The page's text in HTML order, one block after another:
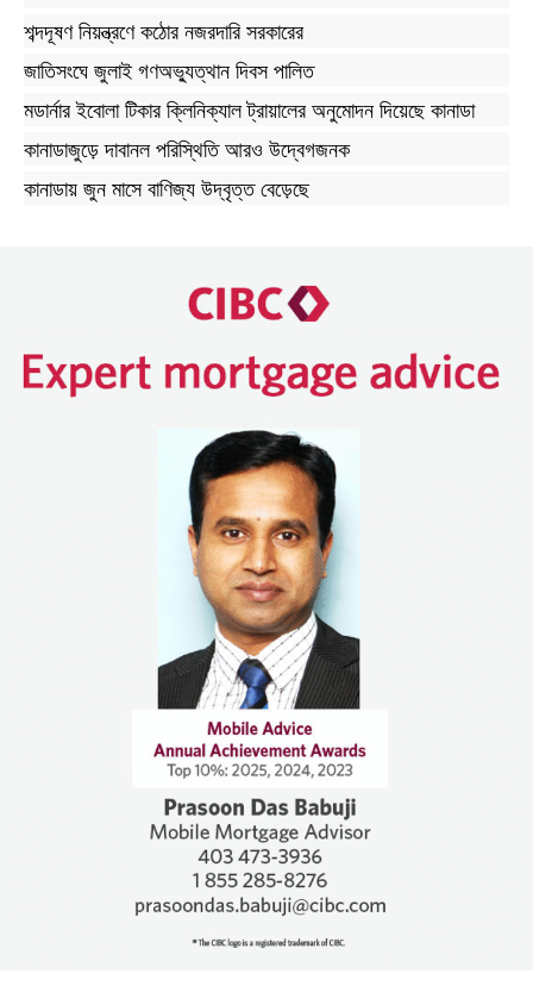
শব্দদূষণ নিয়ন্ত্রণে কঠোর নজরদারি সরকারের
জাতিসংঘে জুলাই গণঅভ্যুত্থান দিবস পালিত
মডার্নার ইবোলা টিকার ক্লিনিক্যাল ট্রায়ালের অনুমোদন দিয়েছে কানাডা
কানাডাজুড়ে দাবানল পরিস্থিতি আরও উদ্বেগজনক
কানাডায় জুন মাসে বাণিজ্য উদ্বৃত্ত বেড়েছে